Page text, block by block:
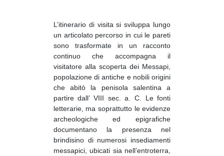
L’itinerario di visita si sviluppa lungo
un articolato percorso in cui le pareti
sono trasformate in un racconto
continuo che accompagna il
visitatore alla scoperta dei Messapi,
popolazione di antiche e nobili origini
che abitò la penisola salentina a
partire dall’ VIII sec. a. C. Le fonti
letterarie, ma soprattutto le evidenze
archeologiche ed epigrafiche
documentano la presenza nel
brindisino di numerosi insediamenti
messapici, ubicati sia nell’entroterra,